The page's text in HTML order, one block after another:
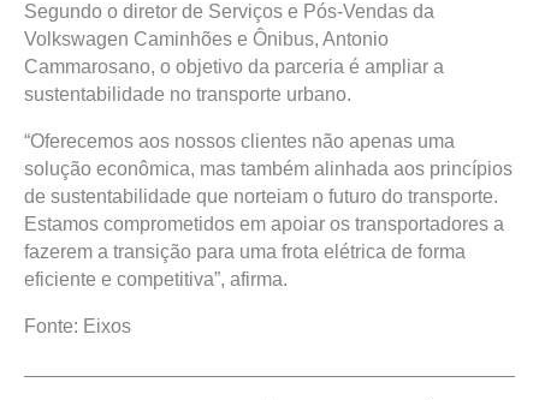
Segundo o diretor de Serviços e Pós-Vendas da
Volkswagen Caminhões e Ônibus, Antonio
Cammarosano, o objetivo da parceria é ampliar a
sustentabilidade no transporte urbano.
“Oferecemos aos nossos clientes não apenas uma
solução econômica, mas também alinhada aos princípios
de sustentabilidade que norteiam o futuro do transporte.
Estamos comprometidos em apoiar os transportadores a
fazerem a transição para uma frota elétrica de forma
eficiente e competitiva”, afirma.
Fonte: Eixos